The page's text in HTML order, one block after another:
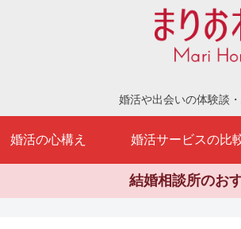
婚活や出会いの体験談
婚活の心構え 婚活サービスの比
結婚相談所のお